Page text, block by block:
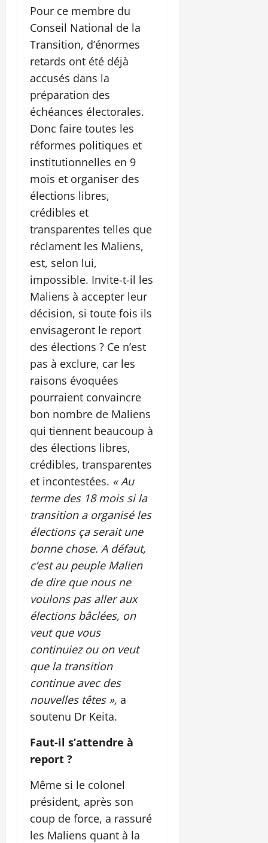
Pour ce membre du
Conseil National de la
Transition, d’énormes
retards ont été déjà
accusés dans la
préparation des
échéances électorales.
Donc faire toutes les
réformes politiques et
institutionnelles en 9
mois et organiser des
élections libres,
crédibles et
transparentes telles que
réclament les Maliens,
est, selon lui,
impossible. Invite-t-il les
Maliens à accepter leur
décision, si toute fois ils
envisageront le report
des élections ? Ce n’est
pas à exclure, car les
raisons évoquées
pourraient convaincre
bon nombre de Maliens
qui tiennent beaucoup à
des élections libres,
crédibles, transparentes
et incontestées. « Au
terme des 18 mois si la
transition a organisé les
élections ça serait une
bonne chose. A défaut,
c’est au peuple Malien
de dire que nous ne
voulons pas aller aux
élections bâclées, on
veut que vous
continuiez ou on veut
que la transition
continue avec des
nouvelles têtes », a
soutenu Dr Keita.
Faut-il s’attendre à
report ?
Même si le colonel
président, après son
coup de force, a rassuré
les Maliens quant à la